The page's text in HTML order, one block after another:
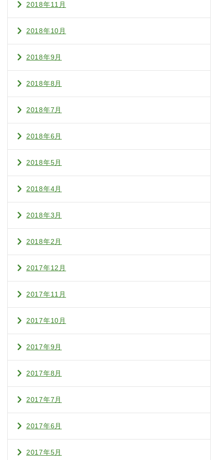
2018年11月
2018年10月
2018年9月
2018年8月
2018年7月
2018年6月
2018年5月
2018年4月
2018年3月
2018年2月
2017年12月
2017年11月
2017年10月
2017年9月
2017年8月
2017年7月
2017年6月
2017年5月